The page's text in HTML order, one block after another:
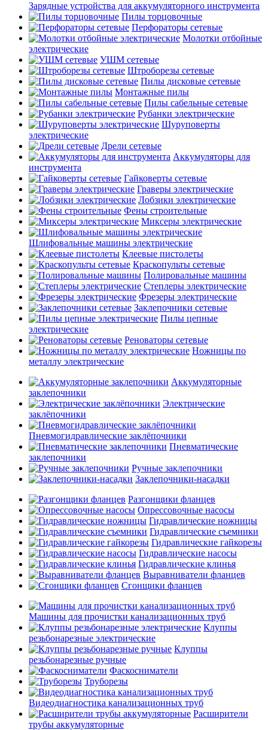
Зарядные устройства для аккумуляторного инструмента
Пилы торцовочные
Перфораторы сетевые
Молотки отбойные
электрические
УШМ сетевые
Штроборезы сетевые
Пилы дисковые сетевые
Монтажные пилы
Пилы сабельные сетевые
Рубанки электрические
Шуруповерты
электрические
Дрели сетевые
Аккумуляторы для
инструмента
Гайковерты сетевые
Граверы электрические
Лобзики электрические
Фены строительные
Миксеры электрические
Шлифовальные машины электрические
Клеевые пистолеты
Краскопульты сетевые
Полировальные машины
Степлеры электрические
Фрезеры электрические
Заклепочники сетевые
Пилы цепные
электрические
Реноваторы сетевые
Ножницы по
металлу электрические
Аккумуляторные
заклепочники
Электрические
заклёпочники
Пневмогидравлические заклёпочники
Пневматические
заклепочники
Ручные заклепочники
Заклепочники-насадки
Разгонщики фланцев
Опрессовочные насосы
Гидравлические ножницы
Гидравлические съемники
Гидравлические гайкорезы
Гидравлические насосы
Гидравлические клинья
Выравниватели фланцев
Сгонщики фланцев
Машины для прочистки канализационных труб
Клуппы
резьбонарезные электрические
Клуппы
резьбонарезные ручные
Фаскосниматели
Труборезы
Видеодиагностика канализационных труб
Расширители
трубы аккумуляторные